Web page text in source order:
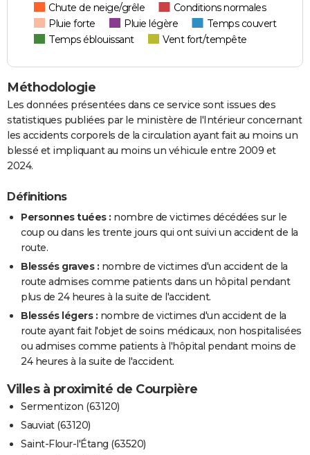
Chute de neige/grêle
Conditions normales
Pluie forte
Pluie légère
Temps couvert
Temps éblouissant
Vent fort/tempête
Méthodologie
Les données présentées dans ce service sont issues des
statistiques publiées par le ministère de l'Intérieur concernant
les accidents corporels de la circulation ayant fait au moins un
blessé et impliquant au moins un véhicule entre 2009 et
2024.
Définitions
Personnes tuées : nombre de victimes décédées sur le
coup ou dans les trente jours qui ont suivi un accident de la
route.
Blessés graves : nombre de victimes d'un accident de la
route admises comme patients dans un hôpital pendant
plus de 24 heures à la suite de l'accident.
Blessés légers : nombre de victimes d'un accident de la
route ayant fait l'objet de soins médicaux, non hospitalisées
ou admises comme patients à l'hôpital pendant moins de
24 heures à la suite de l'accident.
Villes à proximité de Courpière
Sermentizon (63120)
Sauviat (63120)
Saint-Flour-l'Étang (63520)